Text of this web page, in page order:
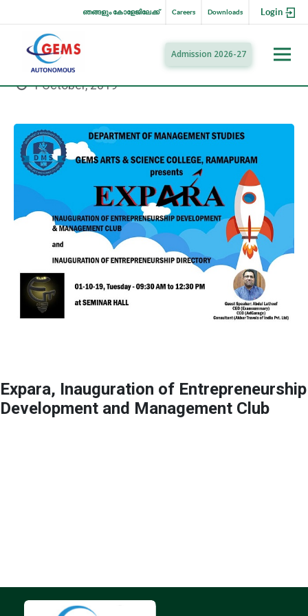
Login
Downloads
Careers
ഞങ്ങളും കോളേജിലേക്ക്
Admission 2026-27
Expara, Inauguration of Entrepreneurship
Development and Management Club
1 October, 2019